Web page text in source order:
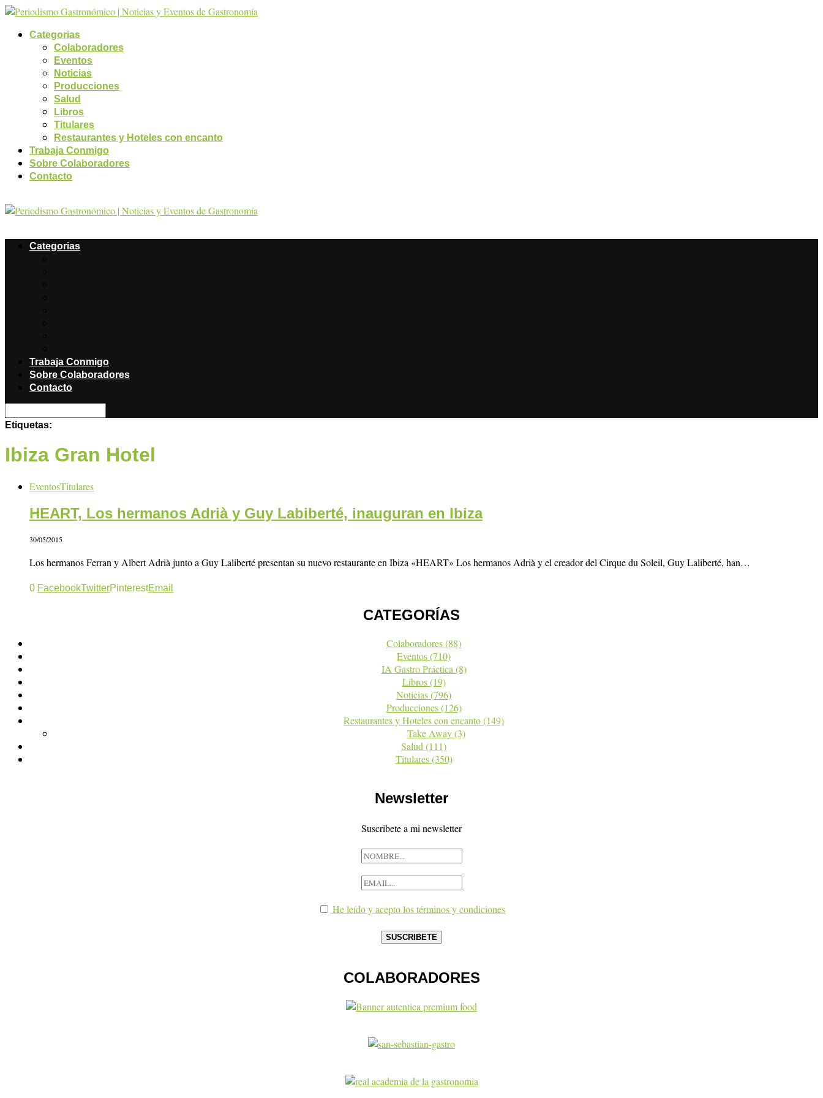
Categorias
Colaboradores
Eventos
Noticias
Producciones
Salud
Libros
Titulares
Restaurantes y Hoteles con encanto
Trabaja Conmigo
Sobre Colaboradores
Contacto
Categorias
Trabaja Conmigo
Sobre Colaboradores
Contacto
Etiquetas:
Ibiza Gran Hotel
EventosTitulares
HEART, Los hermanos Adrià y Guy Labiberté, inauguran en Ibiza
30/05/2015
Los hermanos Ferran y Albert Adrià junto a Guy Laliberté presentan su nuevo restaurante en Ibiza «HEART» Los hermanos Adrià y el creador del Cirque du Soleil, Guy Laliberté, han…
0 FacebookTwitterPinterestEmail
CATEGORÍAS
Colaboradores(88)
Eventos(710)
IA Gastro Práctica(8)
Libros(19)
Noticias(796)
Producciones(126)
Restaurantes y Hoteles con encanto(149)
Take Away(3)
Salud(111)
Titulares(350)
Newsletter
Suscribete a mi newsletter
He leído y acepto los términos y condiciones
COLABORADORES